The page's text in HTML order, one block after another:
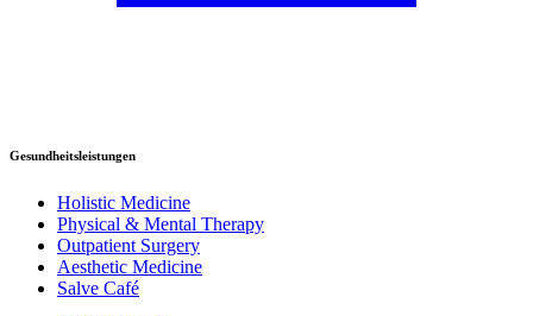
Gesundheitsleistungen
Holistic Medicine
Physical & Mental Therapy
Outpatient Surgery
Aesthetic Medicine
Salve Café